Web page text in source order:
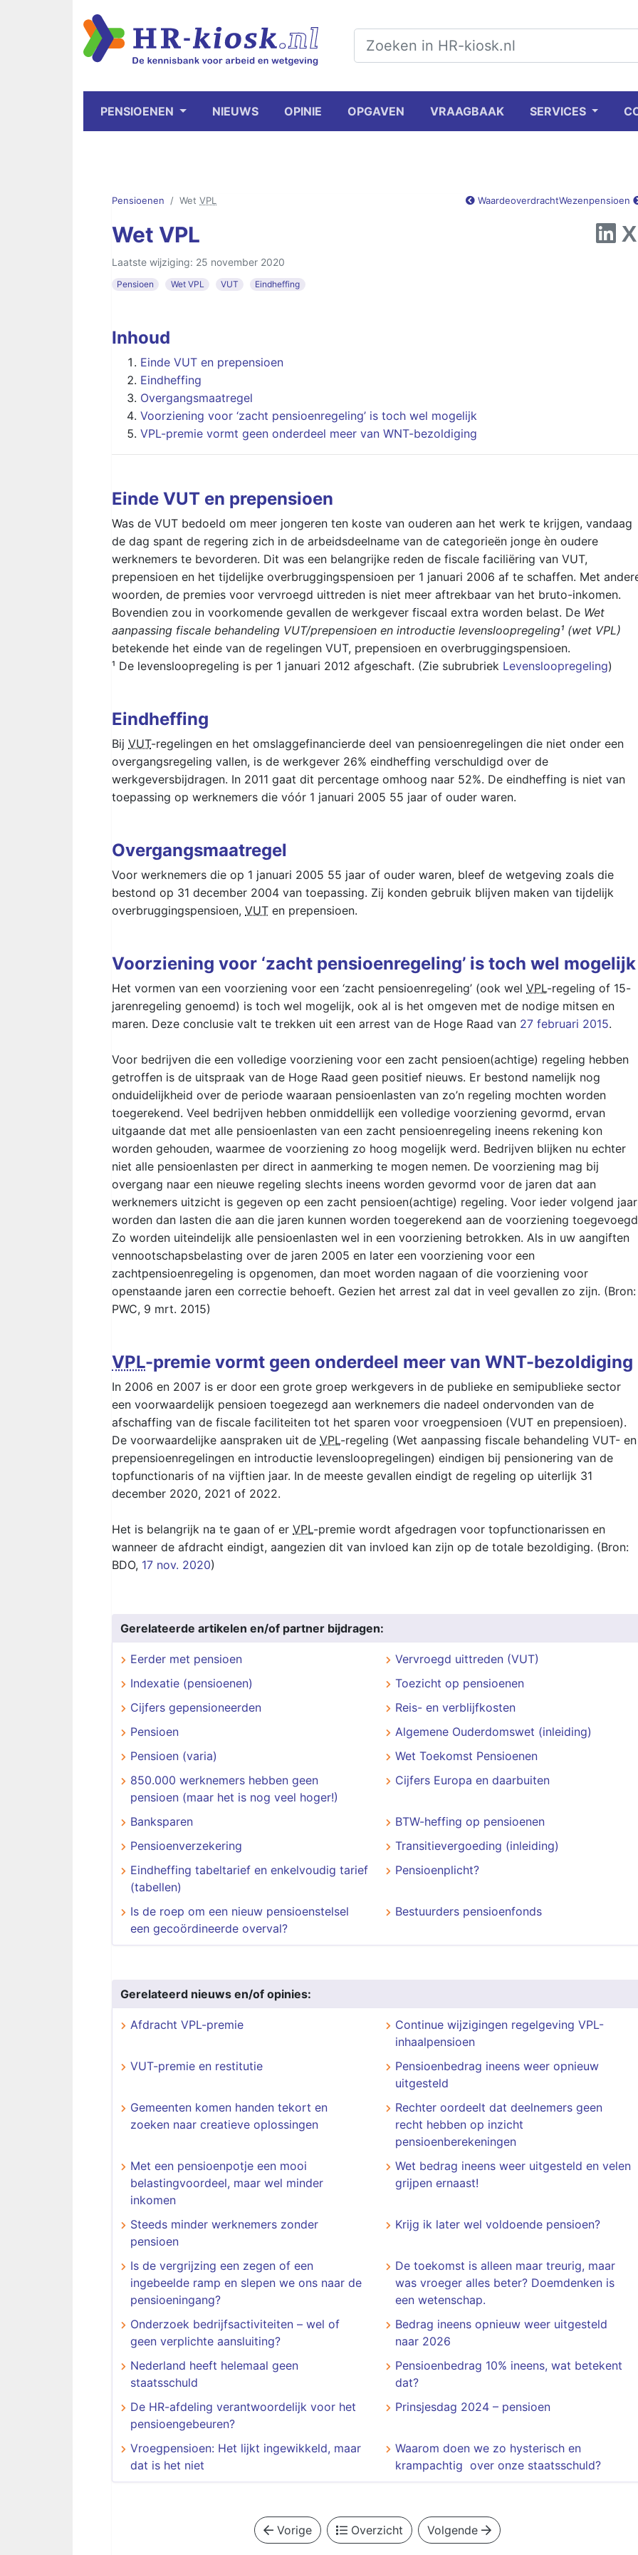
PENSIOENEN NIEUWS OPINIE OPGAVEN VRAAGBAAK SERVICES
Pensioenen Wet VPL WaardeoverdrachtWezenpensioen
Wet VPL
Laatste wijziging: 25 november 2020
Pensioen Wet VPL VUT Eindheffing
Inhoud
Einde VUT en prepensioen
Eindheffing
Overgangsmaatregel
Voorziening voor ‘zacht pensioenregeling’ is toch wel mogelijk
VPL-premie vormt geen onderdeel meer van WNT-bezoldiging
Einde VUT en prepensioen
Was de VUT bedoeld om meer jongeren ten koste van ouderen aan het werk te krijgen, vandaag
de dag spant de regering zich in de arbeidsdeelname van de categorieën jonge èn oudere
werknemers te bevorderen. Dit was een belangrijke reden de fiscale faciliëring van VUT,
prepensioen en het tijdelijke overbruggingspensioen per 1 januari 2006 af te schaffen. Met
woorden, de premies voor vervroegd uittreden is niet meer aftrekbaar van het bruto-inkomen.
Bovendien zou in voorkomende gevallen de werkgever fiscaal extra worden belast. De Wet
aanpassing fiscale behandeling VUT/prepensioen en introductie levensloopregeling¹ (wet VPL)
betekende het einde van de regelingen VUT, prepensioen en overbruggingspensioen.
¹ De levensloopregeling is per 1 januari 2012 afgeschaft. (Zie subrubriek Levensloopregeling)
Eindheffing
Bij VUT-regelingen en het omslaggefinancierde deel van pensioenregelingen die niet onder een
overgangsregeling vallen, is de werkgever 26% eindheffing verschuldigd over de
werkgeversbijdragen. In 2011 gaat dit percentage omhoog naar 52%. De eindheffing is niet van
toepassing op werknemers die vóór 1 januari 2005 55 jaar of ouder waren.
Overgangsmaatregel
Voor werknemers die op 1 januari 2005 55 jaar of ouder waren, bleef de wetgeving zoals die
bestond op 31 december 2004 van toepassing. Zij konden gebruik blijven maken van tijdelijk
overbruggingspensioen, VUT en prepensioen.
Voorziening voor ‘zacht pensioenregeling’ is toch wel mogelijk
Het vormen van een voorziening voor een ‘zacht pensioenregeling’ (ook wel VPL-regeling of 15-
jarenregeling genoemd) is toch wel mogelijk, ook al is het omgeven met de nodige mitsen en
maren. Deze conclusie valt te trekken uit een arrest van de Hoge Raad van 27 februari 2015.
Voor bedrijven die een volledige voorziening voor een zacht pensioen(achtige) regeling hebben
getroffen is de uitspraak van de Hoge Raad geen positief nieuws. Er bestond namelijk nog
onduidelijkheid over de periode waaraan pensioenlasten van zo’n regeling mochten worden
toegerekend. Veel bedrijven hebben onmiddellijk een volledige voorziening gevormd, ervan
uitgaande dat met alle pensioenlasten van een zacht pensioenregeling ineens rekening kon
worden gehouden, waarmee de voorziening zo hoog mogelijk werd. Bedrijven blijken nu echter
niet alle pensioenlasten per direct in aanmerking te mogen nemen. De voorziening mag bij
overgang naar een nieuwe regeling slechts ineens worden gevormd voor de jaren dat aan
werknemers uitzicht is gegeven op een zacht pensioen(achtige) regeling. Voor ieder volgend jaar
worden dan lasten die aan die jaren kunnen worden toegerekend aan de voorziening
Zo worden uiteindelijk alle pensioenlasten wel in een voorziening betrokken. Als in uw aangiften
vennootschapsbelasting over de jaren 2005 en later een voorziening voor een
zachtpensioenregeling is opgenomen, dan moet worden nagaan of die voorziening voor
openstaande jaren een correctie behoeft. Gezien het arrest zal dat in veel gevallen zo zijn. (Bron:
PWC, 9 mrt. 2015)
VPL-premie vormt geen onderdeel meer van WNT-bezoldiging
In 2006 en 2007 is er door een grote groep werkgevers in de publieke en semipublieke sector
een voorwaardelijk pensioen toegezegd aan werknemers die nadeel ondervonden van de
afschaffing van de fiscale faciliteiten tot het sparen voor vroegpensioen (VUT en prepensioen).
De voorwaardelijke aanspraken uit de VPL-regeling (Wet aanpassing fiscale behandeling VUT- en
prepensioenregelingen en introductie levensloopregelingen) eindigen bij pensionering van de
topfunctionaris of na vijftien jaar. In de meeste gevallen eindigt de regeling op uiterlijk 31
december 2020, 2021 of 2022.
Het is belangrijk na te gaan of er VPL-premie wordt afgedragen voor topfunctionarissen en
wanneer de afdracht eindigt, aangezien dit van invloed kan zijn op de totale bezoldiging. (Bron:
BDO, 17 nov. 2020)
Gerelateerde artikelen en/of partner bijdragen:
Eerder met pensioen
Vervroegd uittreden (VUT)
Indexatie (pensioenen)
Toezicht op pensioenen
Cijfers gepensioneerden
Reis- en verblijfkosten
Pensioen
Algemene Ouderdomswet (inleiding)
Pensioen (varia)
Wet Toekomst Pensioenen
850.000 werknemers hebben geen
pensioen (maar het is nog veel hoger!)
Cijfers Europa en daarbuiten
Banksparen
BTW-heffing op pensioenen
Pensioenverzekering
Transitievergoeding (inleiding)
Eindheffing tabeltarief en enkelvoudig tarief
(tabellen)
Pensioenplicht?
Is de roep om een nieuw pensioenstelsel
een gecoördineerde overval?
Bestuurders pensioenfonds
Gerelateerd nieuws en/of opinies:
Afdracht VPL-premie
Continue wijzigingen regelgeving VPL-
inhaalpensioen
VUT-premie en restitutie
Pensioenbedrag ineens weer opnieuw
uitgesteld
Gemeenten komen handen tekort en
zoeken naar creatieve oplossingen
Rechter oordeelt dat deelnemers geen
recht hebben op inzicht
pensioenberekeningen
Met een pensioenpotje een mooi
belastingvoordeel, maar wel minder
inkomen
Wet bedrag ineens weer uitgesteld en velen
grijpen ernaast!
Steeds minder werknemers zonder
pensioen
Krijg ik later wel voldoende pensioen?
Is de vergrijzing een zegen of een
ingebeelde ramp en slepen we ons naar de
pensioeningang?
De toekomst is alleen maar treurig, maar
was vroeger alles beter? Doemdenken is
een wetenschap.
Onderzoek bedrijfsactiviteiten – wel of
geen verplichte aansluiting?
Bedrag ineens opnieuw weer uitgesteld
naar 2026
Nederland heeft helemaal geen
staatsschuld
Pensioenbedrag 10% ineens, wat betekent
dat?
De HR-afdeling verantwoordelijk voor het
pensioengebeuren?
Prinsjesdag 2024 – pensioen
Vroegpensioen: Het lijkt ingewikkeld, maar
dat is het niet
Waarom doen we zo hysterisch en
krampachtig over onze staatsschuld?
Vorige Overzicht Volgende